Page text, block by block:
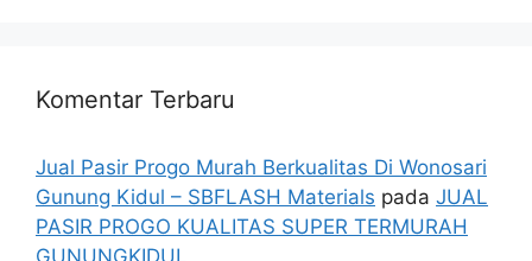
Komentar Terbaru
Jual Pasir Progo Murah Berkualitas Di Wonosari
Gunung Kidul – SBFLASH Materials pada JUAL
PASIR PROGO KUALITAS SUPER TERMURAH